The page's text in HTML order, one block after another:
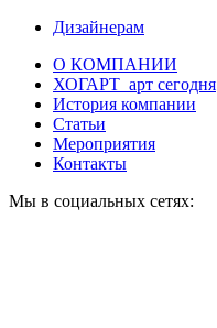
Дизайнерам
О КОМПАНИИ
ХОГАРТ_арт сегодня
История компании
Статьи
Мероприятия
Контакты
Мы в социальных сетях: